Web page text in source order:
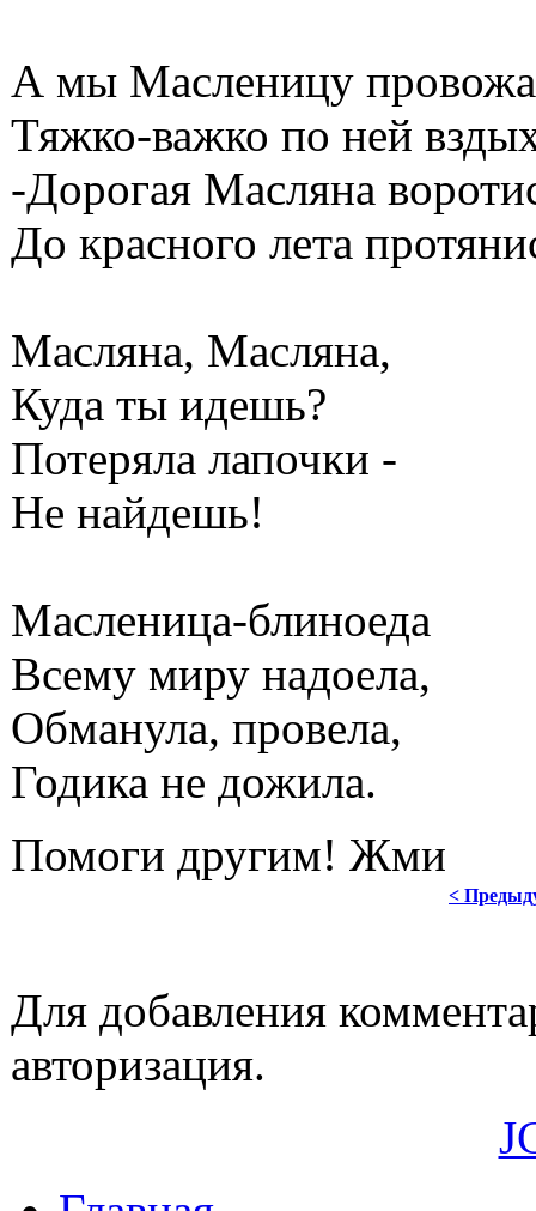
А мы Масленицу
Тяжко-важко по ней
-Дорогая Масляна
До красного лета
Масляна, Масляна,
Куда ты идешь?
Потеряла лапочки -
Не найдешь!
Масленица-блиноеда
Всему миру надоела,
Обманула, провела,
Годика не дожила.
Помоги другим! Жми
<
Для добавления
авторизация.